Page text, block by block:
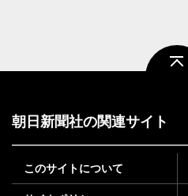
朝日新聞社の関連サイト
このサイトについて